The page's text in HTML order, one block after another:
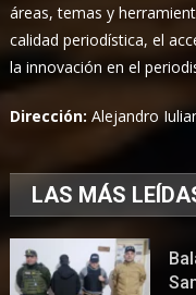
áreas, temas y
calidad periodística, el
la innovación en el
Dirección:Alejandro
LAS MÁS